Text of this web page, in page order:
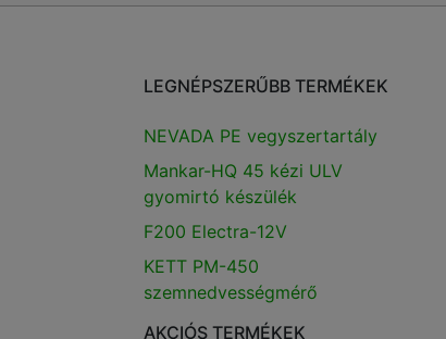
LEGNÉPSZERŰBB TERMÉKEK
NEVADA PE vegyszertartály
Mankar-HQ 45 kézi ULV
gyomirtó készülék
F200 Electra-12V
KETT PM-450
szemnedvességmérő
AKCIÓS TERMÉKEK